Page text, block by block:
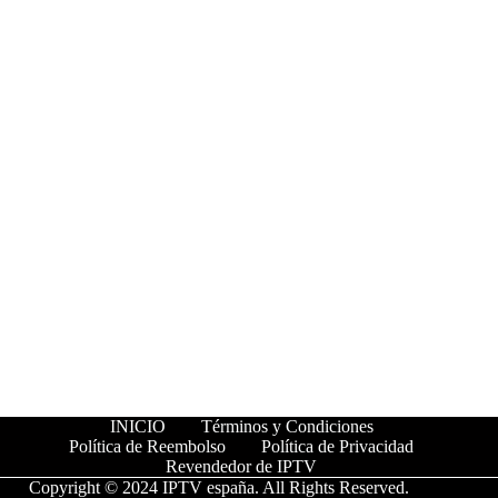
INICIO
Términos y Condiciones
Política de Reembolso
Política de Privacidad
Revendedor de IPTV
Copyright © 2024 IPTV españa. All Rights Reserved.